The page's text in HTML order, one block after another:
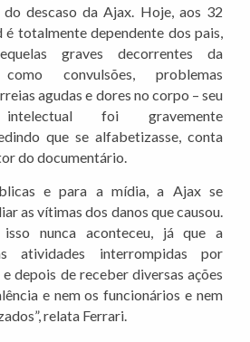
descaso da Ajax. Hoje, aos 32
é totalmente dependente dos pais,
graves decorrentes da
convulsões, problemas
agudas e dores no corpo – seu
intelectual foi gravemente
que se alfabetizasse, conta
do documentário.
e para a mídia, a Ajax se
as vítimas dos danos que causou.
isso nunca aconteceu, já que a
atividades interrompidas por
depois de receber diversas ações
e nem os funcionários e nem
relata Ferrari.